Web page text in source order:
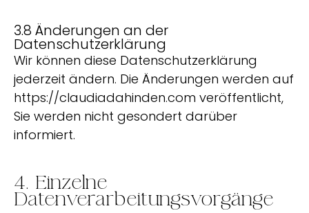
3.8 Änderungen an der
Datenschutzerklärung
Wir können diese Datenschutzerklärung
jederzeit ändern. Die Änderungen werden auf
https://claudiadahinden.com veröffentlicht,
Sie werden nicht gesondert darüber
informiert.
4. Einzelne
Datenverarbeitungsvorgänge